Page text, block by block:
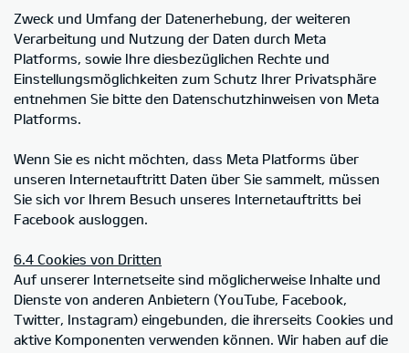
Zweck und Umfang der Datenerhebung, der weiteren
Verarbeitung und Nutzung der Daten durch Meta
Platforms, sowie Ihre diesbezüglichen Rechte und
Einstellungsmöglichkeiten zum Schutz Ihrer Privatsphäre
entnehmen Sie bitte den Datenschutzhinweisen von Meta
Platforms.
Wenn Sie es nicht möchten, dass Meta Platforms über
unseren Internetauftritt Daten über Sie sammelt, müssen
Sie sich vor Ihrem Besuch unseres Internetauftritts bei
Facebook ausloggen.
6.4 Cookies von Dritten
Auf unserer Internetseite sind möglicherweise Inhalte und
Dienste von anderen Anbietern (YouTube, Facebook,
Twitter, Instagram) eingebunden, die ihrerseits Cookies und
aktive Komponenten verwenden können. Wir haben auf die